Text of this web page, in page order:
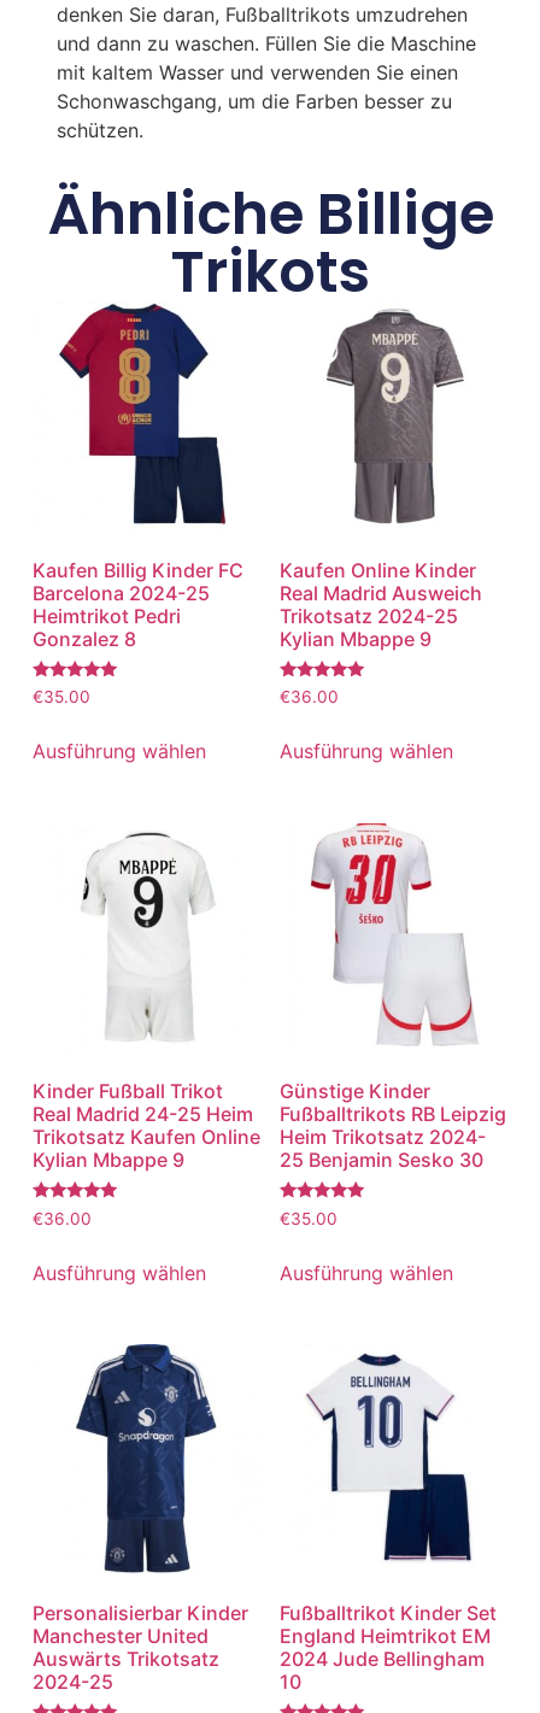
denken Sie daran, Fußballtrikots umzudrehen
und dann zu waschen. Füllen Sie die Maschine
mit kaltem Wasser und verwenden Sie einen
Schonwaschgang, um die Farben besser zu
schützen.
Ähnliche Billige
Trikots
Kaufen Billig Kinder FC
Barcelona 2024-25
Heimtrikot Pedri
Gonzalez 8
Bewertet
mit
von 5
€35.00
Ausführung wählen
Kaufen Online Kinder
Real Madrid Ausweich
Trikotsatz 2024-25
Kylian Mbappe 9
Bewertet
mit
von 5
€36.00
Ausführung wählen
Kinder Fußball Trikot
Real Madrid 24-25 Heim
Trikotsatz Kaufen Online
Kylian Mbappe 9
Bewertet
mit
€36.00
Ausführung wählen
Günstige Kinder
Fußballtrikots RB Leipzig
Heim Trikotsatz 2024-
25 Benjamin Sesko 30
Bewertet
mit
€35.00
Ausführung wählen
Personalisierbar Kinder
Manchester United
Auswärts Trikotsatz
2024-25
Fußballtrikot Kinder Set
England Heimtrikot EM
2024 Jude Bellingham
10